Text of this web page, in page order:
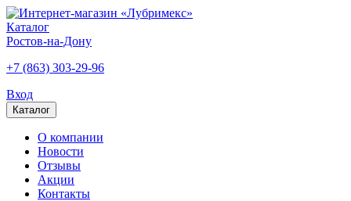
Каталог
Ростов-на-Дону
+7 (863) 303-29-96
Вход
Каталог
О компании
Новости
Отзывы
Акции
Контакты